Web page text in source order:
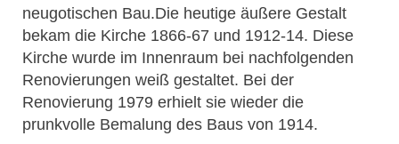
neugotischen Bau.Die heutige äußere Gestalt
bekam die Kirche 1866-67 und 1912-14. Diese
Kirche wurde im Innenraum bei nachfolgenden
Renovierungen weiß gestaltet. Bei der
Renovierung 1979 erhielt sie wieder die
prunkvolle Bemalung des Baus von 1914.